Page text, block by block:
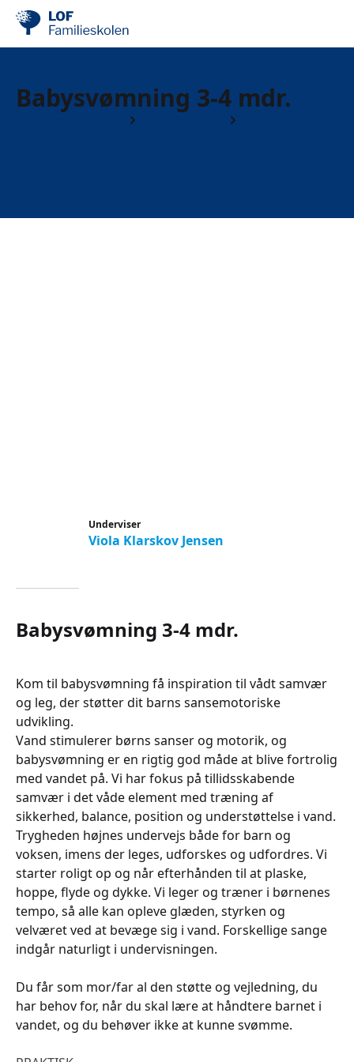
Babysvømning 3-4 mdr.
Underviser
Viola Klarskov Jensen
Babysvømning 3-4 mdr.
Kom til babysvømning få inspiration til vådt samvær
og leg, der støtter dit barns sansemotoriske
udvikling.
Vand stimulerer børns sanser og motorik, og
babysvømning er en rigtig god måde at blive fortrolig
med vandet på. Vi har fokus på tillidsskabende
samvær i det våde element med træning af
sikkerhed, balance, position og understøttelse i vand.
Trygheden højnes undervejs både for barn og
voksen, imens der leges, udforskes og udfordres. Vi
starter roligt op og når efterhånden til at plaske,
hoppe, flyde og dykke. Vi leger og træner i børnenes
tempo, så alle kan opleve glæden, styrken og
velværet ved at bevæge sig i vand. Forskellige sange
indgår naturligt i undervisningen.
Du får som mor/far al den støtte og vejledning, du
har behov for, når du skal lære at håndtere barnet i
vandet, og du behøver ikke at kunne svømme.